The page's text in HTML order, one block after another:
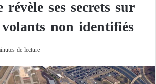
révèle ses secrets sur
non identifiés
de lecture